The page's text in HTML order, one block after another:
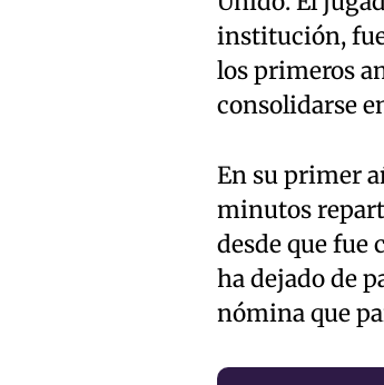
institución,
los primeros
consolidarse
En su primer
minutos
desde que fue
ha dejado de
nómina que